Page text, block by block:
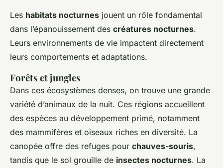
Les habitats nocturnes jouent un rôle fondamental
dans l’épanouissement des créatures nocturnes.
Leurs environnements de vie impactent directement
leurs comportements et adaptations.
Forêts et jungles
Dans ces écosystèmes denses, on trouve une grande
variété d’animaux de la nuit. Ces régions accueillent
des espèces au développement primé, notamment
des mammifères et oiseaux riches en diversité. La
canopée offre des refuges pour chauves-souris,
tandis que le sol grouille de insectes nocturnes. La